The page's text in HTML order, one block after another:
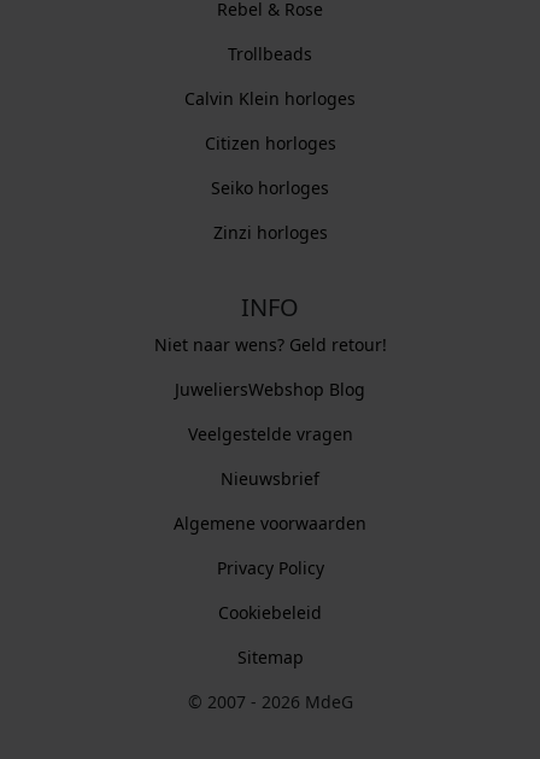
Rebel & Rose
Trollbeads
Calvin Klein horloges
Citizen horloges
Seiko horloges
Zinzi horloges
INFO
Niet naar wens? Geld retour!
JuweliersWebshop Blog
Veelgestelde vragen
Nieuwsbrief
Algemene voorwaarden
Privacy Policy
Cookiebeleid
Sitemap
© 2007 - 2026 MdeG